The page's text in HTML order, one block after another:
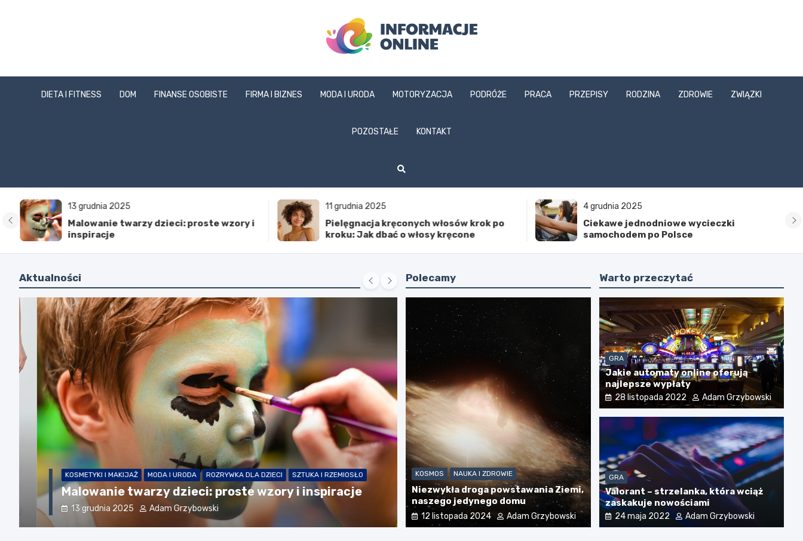
informacjeonline.pl
DIETA I FITNESS DOM FINANSE OSOBISTE FIRMA I BIZNES MODA I URODA MOTORYZACJA PODRÓŻE PRACA PRZEPISY RODZINA ZDROWIE ZWIĄZKI
POZOSTAŁE KONTAKT
13 grudnia 2025
Malowanie twarzy dzieci: proste wzory i
inspiracje
11 grudnia 2025
Pielęgnacja kręconych włosów krok po
kroku: Jak dbać o włosy kręcone
4 grudnia 2025
Ciekawe jednodniowe wycieczki
samochodem po Polsce
Aktualności
KOSMETYKI I MAKIJAŻ MODA I URODA ROZRYWKA DLA DZIECI SZTUKA I RZEMIOSŁO
Malowanie twarzy dzieci: proste wzory i inspiracje
13 grudnia 2025 Adam Grzybowski
FRYZURY I WŁOSY MODA I URODA PIELĘGNACJA WŁOSÓW URODA I ZDROWIE
Pielęgnacja kręconych włosów krok po kroku: Jak dbać o
włosy kręcone
11 grudnia 2025 Adam Grzybowski
Polecamy
KOSMOS NAUKA I ZDROWIE
Niezwykła droga powstawania Ziemi,
naszego jedynego domu
12 listopada 2024 Adam Grzybowski
Warto przeczytać
GRA
Jakie automaty online oferują
najlepsze wypłaty
28 listopada 2022 Adam Grzybowski
GRA
Valorant – strzelanka, która wciąż
zaskakuje nowościami
24 maja 2022 Adam Grzybowski